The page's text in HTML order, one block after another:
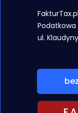
Podatkowa
ul. Klaudyny